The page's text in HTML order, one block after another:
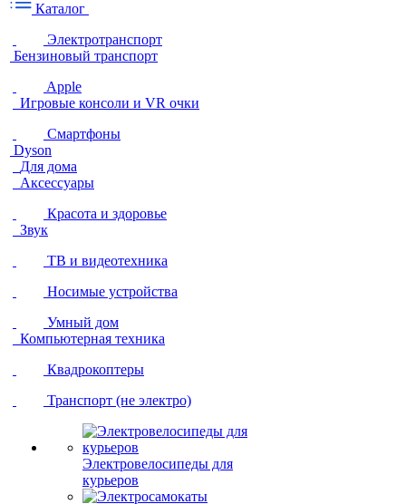
Каталог
Электротранспорт
Бензиновый транспорт
Apple
Игровые консоли и VR очки
Смартфоны
Dyson
Для дома
Аксессуары
Красота и здоровье
Звук
ТВ и видеотехника
Носимые устройства
Умный дом
Компьютерная техника
Квадрокоптеры
Транспорт (не электро)
Электровелосипеды для
курьеров